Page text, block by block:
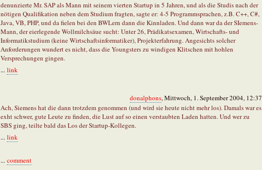
denunzierte Mr. SAP als Mann mit seinem vierten Startup in 5 Jahren, und als die Studis nach der
nötigen Qualifikation neben dem Studium fragten, sagte er: 4-5 Programmsprachen, z.B. C++, C#,
Java, VB, PHP, und da fielen bei den BWLern dann die Kinnladen. Und dann war da der SIemens-
Mann, der eierlegende Wollmilchsäue sucht: Unter 26, Prädikatsexamen, Wirtschafts- und
Informatikstudium (keine Wirtschaftsinformatiker), Projekterfahrung. Angesichts solcher
Anforderungen wundert es nicht, dass die Youngsters zu windigen Klitschen mit hohlen
Versprechungen gingen.
... link
donalphons, Mittwoch, 1. September 2004, 12:37
Ach, Siemens hat die dann trotzdem genommen (und wird sie heute nicht mehr los). Damals war es
exht schwer, gute Leute zu finden, die Lust auf so einen verstaubten Laden hatten. Und wer zu
SBS ging, teilte bald das Los der Startup-Kollegen.
... link
... comment